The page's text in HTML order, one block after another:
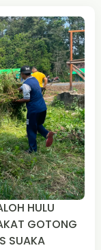
HULU
GOTONG
SUAKA